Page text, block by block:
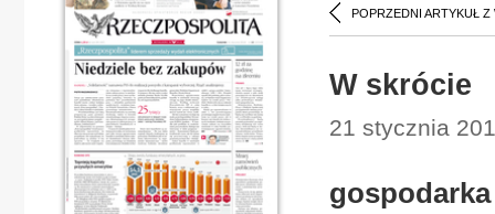
POPRZEDNI ARTYKUŁ Z
W skrócie
21 stycznia
gospodarka